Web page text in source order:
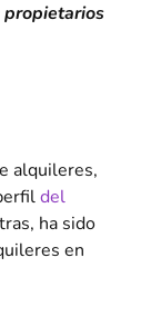
propietarios
alquileres,
del
ha sido
en